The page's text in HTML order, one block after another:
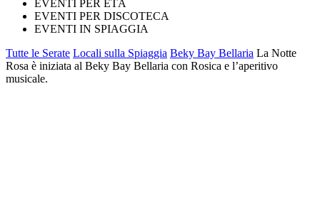
EVENTI PER ETÀ
EVENTI PER DISCOTECA
EVENTI IN SPIAGGIA
Tutte le Serate Locali sulla Spiaggia Beky Bay Bellaria La Notte
Rosa è iniziata al Beky Bay Bellaria con Rosica e l’aperitivo
musicale.